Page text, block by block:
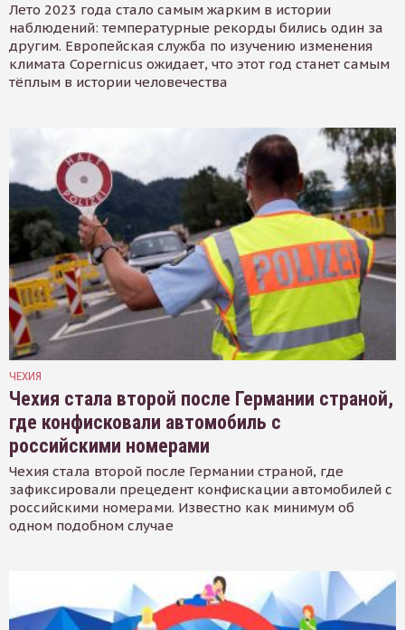
Лето 2023 года стало самым жарким в истории
наблюдений: температурные рекорды бились один за
другим. Европейская служба по изучению изменения
климата Copernicus ожидает, что этот год станет самым
тёплым в истории человечества
ЧЕХИЯ
Чехия стала второй после Германии страной,
где конфисковали автомобиль с
российскими номерами
Чехия стала второй после Германии страной, где
зафиксировали прецедент конфискации автомобилей с
российскими номерами. Известно как минимум об
одном подобном случае